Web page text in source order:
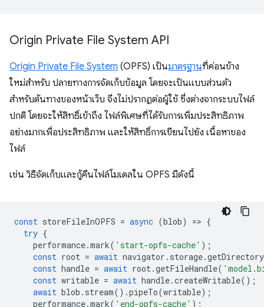
Origin Private File System API
Origin Private File System (OPFS) เป็นมาตรฐานที่ค่อนข้าง
ใหม่สำหรับ ปลายทางการจัดเก็บข้อมูล โดยจะเป็นแบบส่วนตัว
สำหรับต้นทางของหน้าเว็บ จึงไม่ปรากฏต่อผู้ใช้ ซึ่งต่างจากระบบไฟล์
ปกติ โดยจะให้สิทธิ์เข้าถึง ไฟล์พิเศษที่ได้รับการเพิ่มประสิทธิภาพ
อย่างมากเพื่อประสิทธิภาพ และให้สิทธิ์การเขียนไปยัง เนื้อหาของ
ไฟล์
เช่น วิธีจัดเก็บและกู้คืนไฟล์โมเดลใน OPFS มีดังนี้
const storeFileInOPFS = async (blob) => {
try {
performance.mark( 'start-opfs-cache' );
const root = await navigator . storage.getDirectory
const handle = await root.getFileHandle(
const writable = await handle.createWritable();
await blob . stream().pipeTo(writable);
performance.mark( 'end-opfs-cache' );